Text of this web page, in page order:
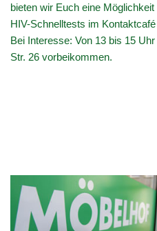
bieten wir Euch eine
HIV-Schnelltests im Kontaktcafé
Bei Interesse: Von 13 bis 15
Str. 26 vorbeikommen.